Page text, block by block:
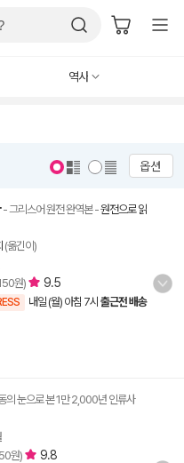
역사
옵션
- 그리스어 원전 완역본-원전으로 읽
(옮긴이)
원) 9.5
내일 (월) 아침 7시 출근전 배송
의 눈으로 본 1만 2,000년 인류사
원) 9.8